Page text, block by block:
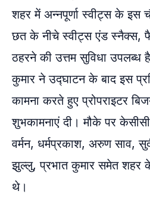
शहर में अन्नपूर्णा स्वीट्स के इस
छत के नीचे स्वीट्स एंड स्नैक्स,
ठहरने की उत्तम सुविधा उपलब्ध
कुमार ने उद्घाटन के बाद इस
कामना करते हुए प्रोपराइटर
शुभकामनाएं दी। मौके पर
वर्मन, धर्मप्रकाश, अरुण साव,
झुल्लु, प्रभात कुमार समेत शहर
थे।